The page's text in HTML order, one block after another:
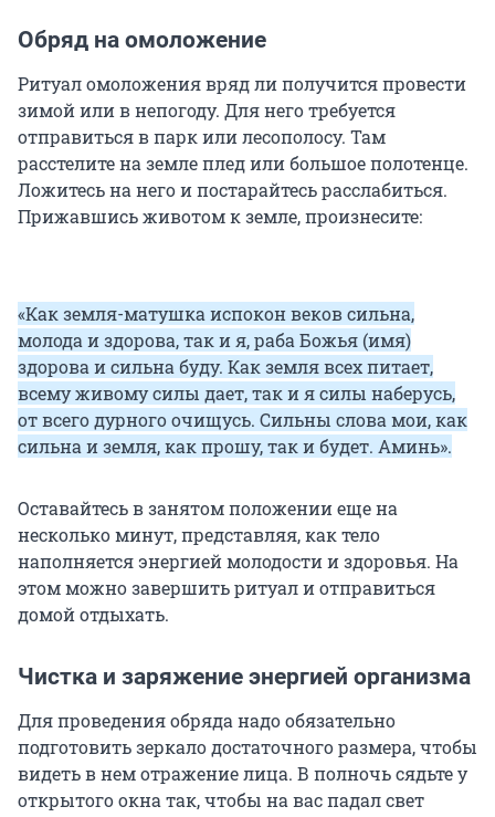
Обряд на омоложение
Ритуал омоложения вряд ли получится провести
зимой или в непогоду. Для него требуется
отправиться в парк или лесополосу. Там
расстелите на земле плед или большое полотенце.
Ложитесь на него и постарайтесь расслабиться.
Прижавшись животом к земле, произнесите:
«Как земля-матушка испокон веков сильна,
молода и здорова, так и я, раба Божья (имя)
здорова и сильна буду. Как земля всех питает,
всему живому силы дает, так и я силы наберусь,
от всего дурного очищусь. Сильны слова мои, как
сильна и земля, как прошу, так и будет. Аминь».
Оставайтесь в занятом положении еще на
несколько минут, представляя, как тело
наполняется энергией молодости и здоровья. На
этом можно завершить ритуал и отправиться
домой отдыхать.
Чистка и заряжение энергией организма
Для проведения обряда надо обязательно
подготовить зеркало достаточного размера, чтобы
видеть в нем отражение лица. В полночь сядьте у
открытого окна так, чтобы на вас падал свет